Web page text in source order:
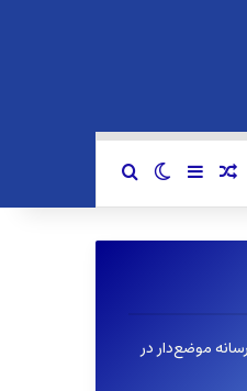
نوشته تصادفی
سایدبارتغییر پوسته
موضع‌دار در